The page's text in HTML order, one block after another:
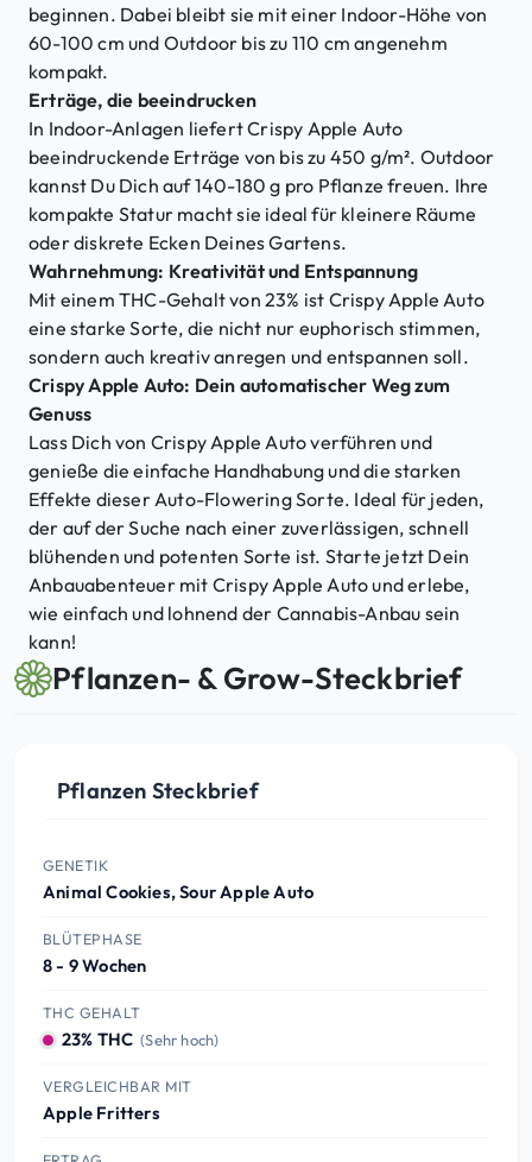
beginnen. Dabei bleibt sie mit einer Indoor-Höhe von
60-100 cm und Outdoor bis zu 110 cm angenehm
kompakt.
Erträge, die beeindrucken
In Indoor-Anlagen liefert Crispy Apple Auto
beeindruckende Erträge von bis zu 450 g/m². Outdoor
kannst Du Dich auf 140-180 g pro Pflanze freuen. Ihre
kompakte Statur macht sie ideal für kleinere Räume
oder diskrete Ecken Deines Gartens.
Wahrnehmung: Kreativität und Entspannung
Mit einem THC-Gehalt von 23% ist Crispy Apple Auto
eine starke Sorte, die nicht nur euphorisch stimmen,
sondern auch kreativ anregen und entspannen soll.
Crispy Apple Auto: Dein automatischer Weg zum
Genuss
Lass Dich von Crispy Apple Auto verführen und
genieße die einfache Handhabung und die starken
Effekte dieser Auto-Flowering Sorte. Ideal für jeden,
der auf der Suche nach einer zuverlässigen, schnell
blühenden und potenten Sorte ist. Starte jetzt Dein
Anbauabenteuer mit Crispy Apple Auto und erlebe,
wie einfach und lohnend der Cannabis-Anbau sein
kann!
Pflanzen- & Grow-Steckbrief
Pflanzen Steckbrief
GENETIK
Animal Cookies, Sour Apple Auto
BLÜTEPHASE
8 - 9 Wochen
THC GEHALT
23% THC (Sehr hoch)
VERGLEICHBAR MIT
Apple Fritters